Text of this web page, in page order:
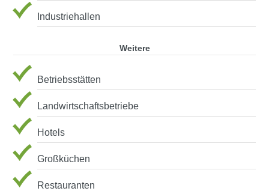
Industriehallen
Weitere
Betriebsstätten
Landwirtschaftsbetriebe
Hotels
Großküchen
Restauranten